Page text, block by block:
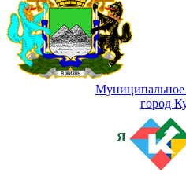
Муниципальное
город
Я